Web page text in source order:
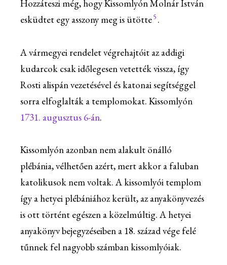
Hozzáteszi még, hogy Kissomlyón Molnár István
esküdtet egy asszony meg is ütötte5 .
A vármegyei rendelet végrehajtóit az addigi
kudarcok csak időlegesen vetették vissza, így
Rosti alispán vezetésével és katonai segítséggel
sorra elfoglalták a templomokat. Kissomlyón
1731. augusztus 6-án.
Kissomlyón azonban nem alakult önálló
plébánia, vélhetően azért, mert akkor a faluban
katolikusok nem voltak. A kissomlyói templom
így a hetyei plébániához került, az anyakönyvezés
is ott történt egészen a közelmúltig. A hetyei
anyakönyv bejegyzéseiben a 18. század vége felé
tűnnek fel nagyobb számban kissomlyóiak.